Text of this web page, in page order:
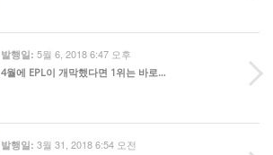
발행일: 5월 6, 2018 6:47 오후
4월에 EPL이 개막했다면 1위는 바로…
발행일: 3월 31, 2018 6:54 오전